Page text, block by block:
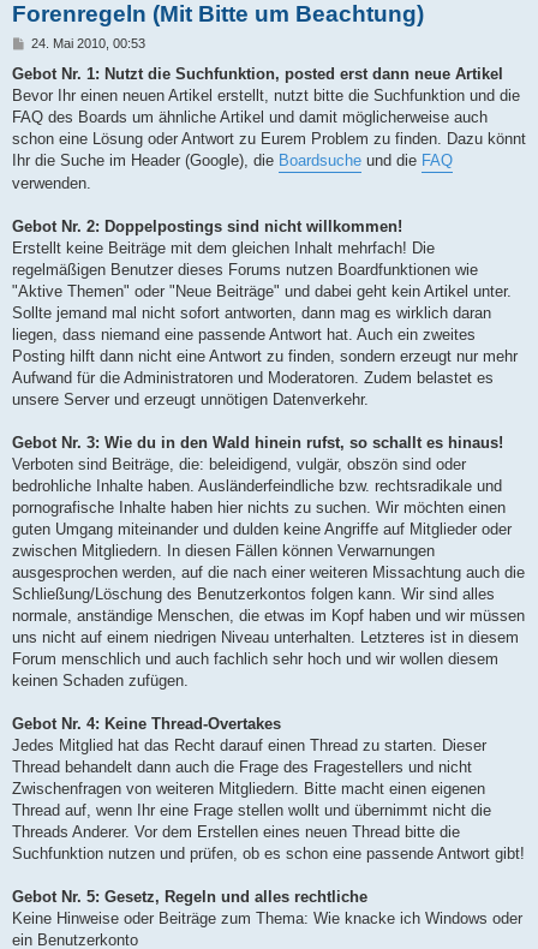
Forenregeln (Mit Bitte um Beachtung)
B
i
r
a
24. Mai 2010, 00:53
Gebot Nr. 1: Nutzt die Suchfunktion, posted erst dann neue Artikel
Bevor Ihr einen neuen Artikel erstellt, nutzt bitte die Suchfunktion und die
FAQ des Boards um ähnliche Artikel und damit möglicherweise auch
schon eine Lösung oder Antwort zu Eurem Problem zu finden. Dazu könnt
Ihr die Suche im Header (Google), die Boardsuche und die FAQ
verwenden.
Gebot Nr. 2: Doppelpostings sind nicht willkommen!
Erstellt keine Beiträge mit dem gleichen Inhalt mehrfach! Die
regelmäßigen Benutzer dieses Forums nutzen Boardfunktionen wie
"Aktive Themen" oder "Neue Beiträge" und dabei geht kein Artikel unter.
Sollte jemand mal nicht sofort antworten, dann mag es wirklich daran
liegen, dass niemand eine passende Antwort hat. Auch ein zweites
Posting hilft dann nicht eine Antwort zu finden, sondern erzeugt nur mehr
Aufwand für die Administratoren und Moderatoren. Zudem belastet es
unsere Server und erzeugt unnötigen Datenverkehr.
Gebot Nr. 3: Wie du in den Wald hinein rufst, so schallt es hinaus!
Verboten sind Beiträge, die: beleidigend, vulgär, obszön sind oder
bedrohliche Inhalte haben. Ausländerfeindliche bzw. rechtsradikale und
pornografische Inhalte haben hier nichts zu suchen. Wir möchten einen
guten Umgang miteinander und dulden keine Angriffe auf Mitglieder oder
zwischen Mitgliedern. In diesen Fällen können Verwarnungen
ausgesprochen werden, auf die nach einer weiteren Missachtung auch die
Schließung/Löschung des Benutzerkontos folgen kann. Wir sind alles
normale, anständige Menschen, die etwas im Kopf haben und wir müssen
uns nicht auf einem niedrigen Niveau unterhalten. Letzteres ist in diesem
Forum menschlich und auch fachlich sehr hoch und wir wollen diesem
keinen Schaden zufügen.
Gebot Nr. 4: Keine Thread-Overtakes
Jedes Mitglied hat das Recht darauf einen Thread zu starten. Dieser
Thread behandelt dann auch die Frage des Fragestellers und nicht
Zwischenfragen von weiteren Mitgliedern. Bitte macht einen eigenen
Thread auf, wenn Ihr eine Frage stellen wollt und übernimmt nicht die
Threads Anderer. Vor dem Erstellen eines neuen Thread bitte die
Suchfunktion nutzen und prüfen, ob es schon eine passende Antwort gibt!
Gebot Nr. 5: Gesetz, Regeln und alles rechtliche
Keine Hinweise oder Beiträge zum Thema: Wie knacke ich Windows oder
ein Benutzerkonto